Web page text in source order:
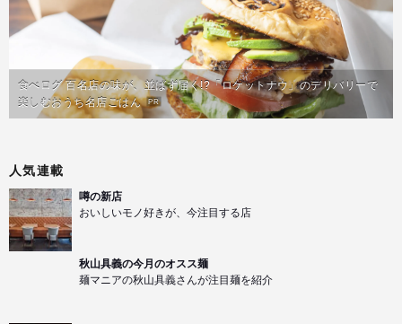
食べログ 百名店の味が、並ばず届く!?「ロケットナウ」のデリバリーで
楽しむおうち名店ごはん PR
人気連載
噂の新店
おいしいモノ好きが、今注目する店
秋山具義の今月のオスス麺
麺マニアの秋山具義さんが注目麺を紹介